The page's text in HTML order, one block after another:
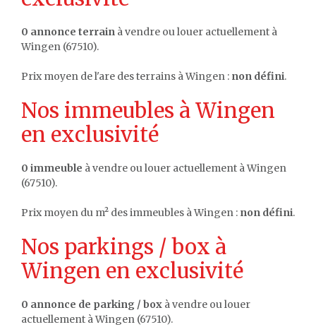
0 annonce terrain à vendre ou louer actuellement à
Wingen (67510).
Prix moyen de l'are des terrains à Wingen : non défini.
Nos immeubles à Wingen
en exclusivité
0 immeuble à vendre ou louer actuellement à Wingen
(67510).
Prix moyen du m² des immeubles à Wingen : non défini.
Nos parkings / box à
Wingen en exclusivité
0 annonce de parking / box à vendre ou louer
actuellement à Wingen (67510).